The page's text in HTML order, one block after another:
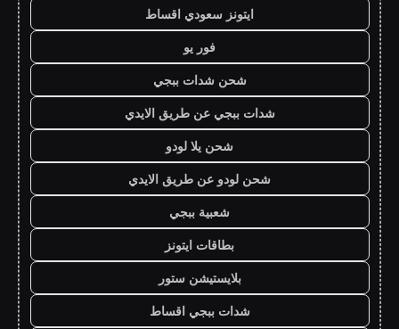
ايتونز سعودي اقساط
فور يو
شحن شدات ببجي
شدات ببجي عن طريق الايدي
شحن يلا لودو
شحن لودو عن طريق الايدي
شعبية ببجي
بطاقات ايتونز
بلايستيشن ستور
شدات ببجي اقساط